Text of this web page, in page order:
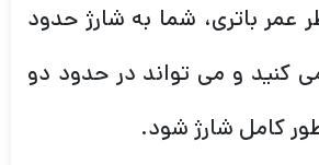
عمر باتری، شما به شارژ حدود
می کنید و می تواند در حدود دو
کامل شارژ شود.